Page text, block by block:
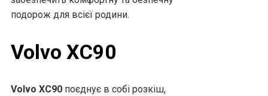
подорож для всієї родини.
Volvo XC90
Volvo XC90 поєднує в собі розкіш,